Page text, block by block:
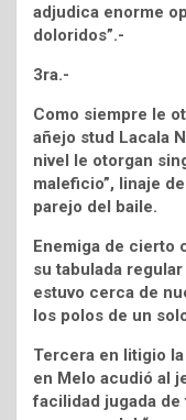
adjudica enorme
doloridos”.-
3ra.-
Como siempre le
añejo stud Lacala
nivel le otorgan
maleficio”, linaje
parejo del baile.
Enemiga de cierto
su tabulada
estuvo cerca de
los polos de un
Tercera en litigio la
en Melo acudió al
facilidad jugada